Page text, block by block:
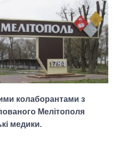
колаборантами з
Мелітополя
медики.